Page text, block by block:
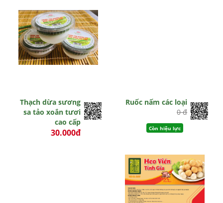
Thạch dừa sương
sa tảo xoắn tươi
cao cấp
30.000đ
Ruốc nấm các loại
0 đ
Còn hiệu lực